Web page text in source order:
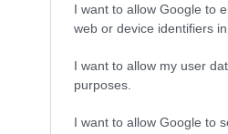
I want to allow Google to
web or device identifiers in
I want to allow my user
purposes.
I want to allow Google to